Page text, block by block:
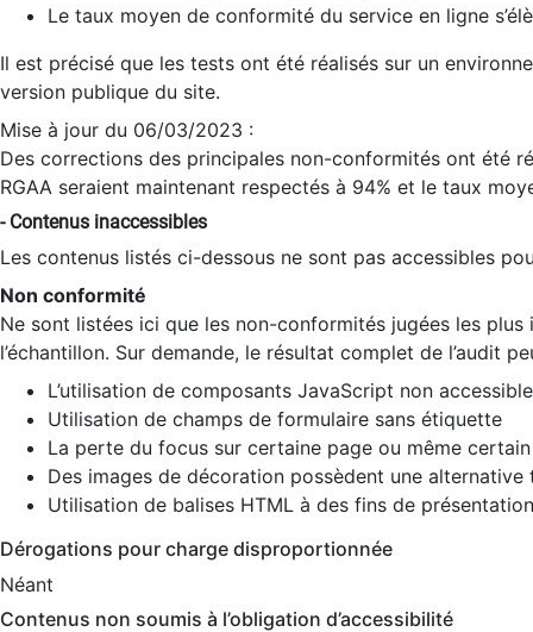
Le taux moyen de conformité du service en ligne
Il est précisé que les tests ont été réalisés sur un
version publique du site.
Mise à jour du 06/03/2023 :
Des corrections des principales non-conformités ont été
RGAA seraient maintenant respectés à 94% et le taux
- Contenus inaccessibles
Les contenus listés ci-dessous ne sont pas accessibles
Non conformité
Ne sont listées ici que les non-conformités jugées les
l’échantillon. Sur demande, le résultat complet de l’audit
L’utilisation de composants JavaScript non
Utilisation de champs de formulaire sans étiquette
La perte du focus sur certaine page ou même
Des images de décoration possèdent une alternative
Utilisation de balises HTML à des fins de
Dérogations pour charge disproportionnée
Néant
Contenus non soumis à l’obligation d’accessibilité